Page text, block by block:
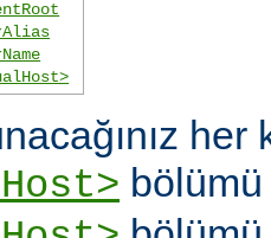
bölümü